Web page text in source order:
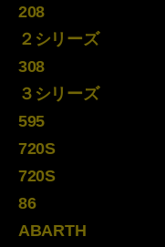
208
２シリーズ
308
３シリーズ
595
720S
720S
86
ABARTH